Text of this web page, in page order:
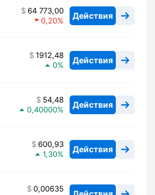
64 773,00
0,20
Действия
1912,48
0
Действия
54,48
0,40000
Действия
600,93
1,30
Действия
0,00635